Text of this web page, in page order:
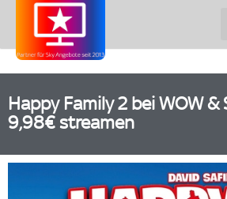
Happy Family 2 bei WOW &
9,98€ streamen